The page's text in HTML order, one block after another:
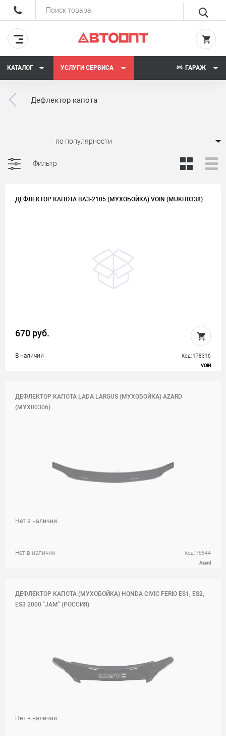
КАТАЛОГ УСЛУГИ СЕРВИСА ГАРАЖ
Дефлектор капота
Фильтр
ДЕФЛЕКТОР КАПОТА ВАЗ-2105 (МУХОБОЙКА) VOIN (MUKH0338)
670 руб.
В наличии Код: 178316
VOIN
ДЕФЛЕКТОР КАПОТА LADA LARGUS (МУХОБОЙКА) AZARD
(МУХ00306)
Нет в наличии Код: 76544
Azard
Нет в наличии
ДЕФЛЕКТОР КАПОТА (МУХОБОЙКА) HONDA CIVIC FERIO ES1, ES2,
ES3 2000 "JAM" (РОССИЯ)
Нет в наличии